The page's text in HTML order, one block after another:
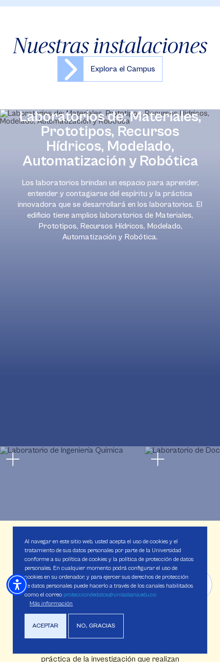
Nuestras instalaciones
Explora el Campus
Laboratorios de: Materiales,
Prototipos, Recursos
Hídricos, Modelado,
Automatización y Robótica
Los laboratorios brindan un espacio para aprender,
entender y contagiarse del espíritu y la práctica
innovadora que se desarrollará en los laboratorios. El
edificio tiene amplios laboratorios de Materiales,
Prototipos, Recursos Hídricos, Modelado,
Automatización y Robótica.
100
ARTÍCULOS PUBLICADOS
Tenemos presencia en revistas indexadas
Scopus, además de 15 patentes radicadas ante
la Superintendencia de Industria y Comercio.
práctica de la investigación que realizan
Al navegar en este sitio web, usted acepta el uso de cookies y el
tratamiento de sus datos personales por parte de la Universidad
conforme a su política de cookies y la política de protección de datos
personales. En cualquier momento podrá configurar el uso de
cookies en su ordenador, y para ejercer sus derechos de protección
de datos personales puede hacerlo a través de los canales habilitados
como el correo protecciondedatos@unisabana.edu.co
Más información
ACEPTAR NO, GRACIAS